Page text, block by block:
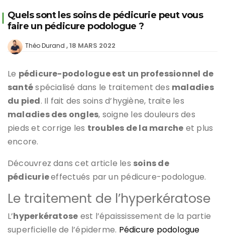
Quels sont les soins de pédicurie peut vous
faire un pédicure podologue ?
Théo Durand 18 MARS 2022
Le pédicure-podologue est un professionnel de
santéspécialisé dans le traitement des maladies
du pied. Il fait des soins d’hygiène, traite les
maladies des ongles, soigne les douleurs des
pieds et corrige les troubles de la marche et plus
encore.
Découvrez dans cet article les soins de
pédicurieeffectués par un pédicure-podologue.
Le traitement de l’hyperkératose
L’hyperkératose est l’épaississement de la partie
superficielle de l’épiderme. Pédicure podologue